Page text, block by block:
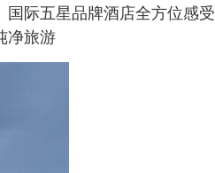
际五星品牌酒店全方位感受
净旅游